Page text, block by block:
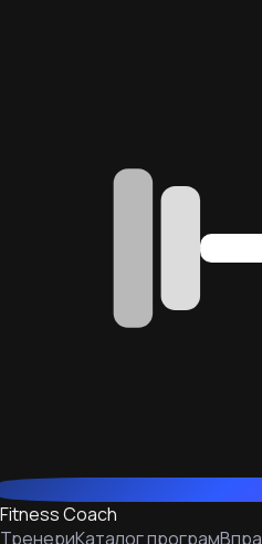
Fitness Coach
ТренериКаталог програм